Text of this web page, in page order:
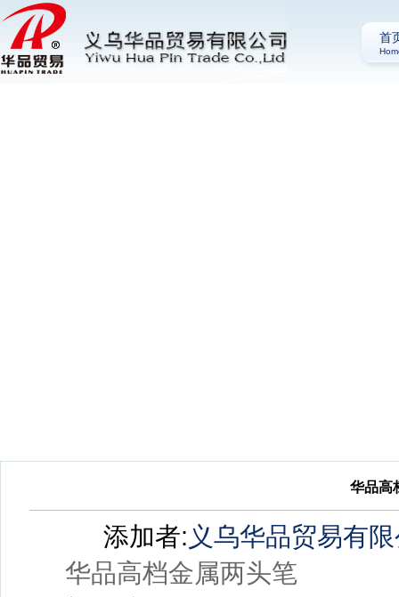
首
华品高
添加者: 义乌华品贸易有
华品高档金属两头笔